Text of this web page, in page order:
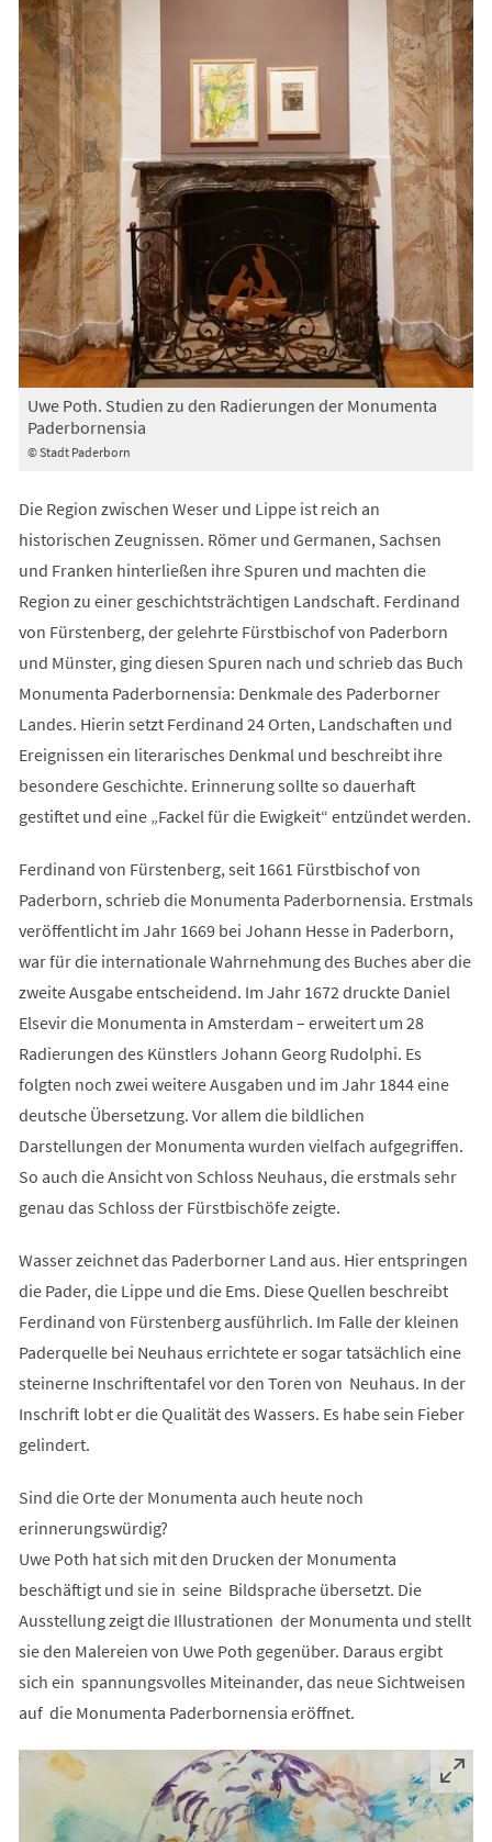
© Stadt Paderborn
Uwe Poth. Studien zu den Radierungen der Monumenta
Paderbornensia
Die Region zwischen Weser und Lippe ist reich an
historischen Zeugnissen. Römer und Germanen, Sachsen
und Franken hinterließen ihre Spuren und machten die
Region zu einer geschichtsträchtigen Landschaft. Ferdinand
von Fürstenberg, der gelehrte Fürstbischof von Paderborn
und Münster, ging diesen Spuren nach und schrieb das Buch
Monumenta Paderbornensia: Denkmale des Paderborner
Landes. Hierin setzt Ferdinand 24 Orten, Landschaften und
Ereignissen ein literarisches Denkmal und beschreibt ihre
besondere Geschichte. Erinnerung sollte so dauerhaft
gestiftet und eine „Fackel für die Ewigkeit“ entzündet werden.
Ferdinand von Fürstenberg, seit 1661 Fürstbischof von
Paderborn, schrieb die Monumenta Paderbornensia. Erstmals
veröffentlicht im Jahr 1669 bei Johann Hesse in Paderborn,
war für die internationale Wahrnehmung des Buches aber die
zweite Ausgabe entscheidend. Im Jahr 1672 druckte Daniel
Elsevir die Monumenta in Amsterdam – erweitert um 28
Radierungen des Künstlers Johann Georg Rudolphi. Es
folgten noch zwei weitere Ausgaben und im Jahr 1844 eine
deutsche Übersetzung. Vor allem die bildlichen
Darstellungen der Monumenta wurden vielfach aufgegriffen.
So auch die Ansicht von Schloss Neuhaus, die erstmals sehr
genau das Schloss der Fürstbischöfe zeigte.
Wasser zeichnet das Paderborner Land aus. Hier entspringen
die Pader, die Lippe und die Ems. Diese Quellen beschreibt
Ferdinand von Fürstenberg ausführlich. Im Falle der kleinen
Paderquelle bei Neuhaus errichtete er sogar tatsächlich eine
steinerne Inschriftentafel vor den Toren von Neuhaus. In der
Inschrift lobt er die Qualität des Wassers. Es habe sein Fieber
gelindert.
Sind die Orte der Monumenta auch heute noch
erinnerungswürdig?
Uwe Poth hat sich mit den Drucken der Monumenta
beschäftigt und sie in seine Bildsprache übersetzt. Die
Ausstellung zeigt die Illustrationen der Monumenta und stellt
sie den Malereien von Uwe Poth gegenüber. Daraus ergibt
sich ein spannungsvolles Miteinander, das neue Sichtweisen
auf die Monumenta Paderbornensia eröffnet.